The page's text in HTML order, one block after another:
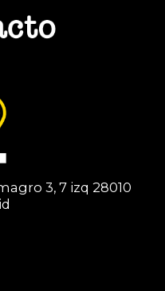
3, 7 izq 28010